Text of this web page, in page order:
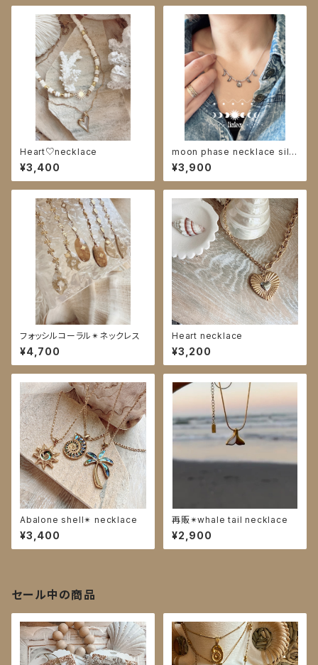
Heart♡necklace
¥3,400
moon phase necklace silv
er
¥3,900
フォッシルコーラル✴︎ネックレス
¥4,700
Heart necklace
¥3,200
Abalone shell✴︎ necklace
¥3,400
再販✴︎whale tail necklace
¥2,900
セール中の商品